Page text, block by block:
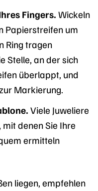
Fingers. Wickeln
Papierstreifen um
Ring tragen
Stelle, an der sich
überlappt, und
Markierung.
Viele Juweliere
denen Sie Ihre
ermitteln
liegen, empfehlen